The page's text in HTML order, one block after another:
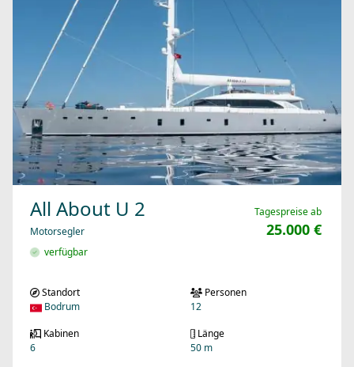
All About U 2
Motorsegler
verfügbar
Tagespreise ab
25.000 €
Standort
Bodrum
Personen
12
Kabinen
6
Länge
50 m